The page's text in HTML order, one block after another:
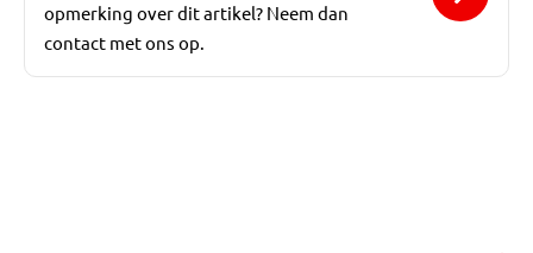
opmerking over dit artikel? Neem dan
contact met ons op.